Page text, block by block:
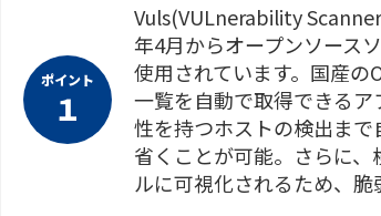
ポイント
１
Vuls(VULnerability
年4月からオープンソース
使用されています。国産の
一覧を自動で取得できる
性を持つホストの検出ま
省くことが可能。さらに
ルに可視化されるため、